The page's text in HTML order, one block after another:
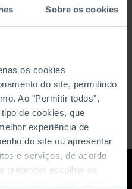
Sobre os cookies
os cookies
do site, permitindo
Ao "Permitir todos",
de cookies, que
experiência de
do site ou apresentar
e serviços, de acordo
pretender escolher os